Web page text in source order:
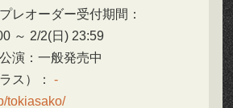
レオーダー受付期間：
～ 2/2(日) 23:59
演：一般発売中
ス）：
tokiasako/